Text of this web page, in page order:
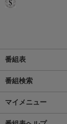
番組表
番組検索
マイメニュー